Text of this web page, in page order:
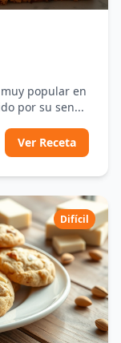
popular en
por su sen...
Ver Receta
Difícil